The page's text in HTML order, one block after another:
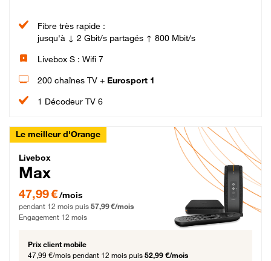
Fibre très rapide :
jusqu'à ↓ 2 Gbit/s partagés ↑ 800 Mbit/s
Livebox S : Wifi 7
200 chaînes TV + Eurosport 1
1 Décodeur TV 6
Le meilleur d'Orange
Livebox Max Fibre
Livebox
Max
47,99 € par mois pendant 12 mois puis 57,99 € par mois, Engagement 12 mois
47,99 €/mois
pendant 12 mois puis 57,99 €/mois
Engagement 12 mois
Prix client mobile
47,99 €/mois pendant 12 mois puis 52,99 €/mois